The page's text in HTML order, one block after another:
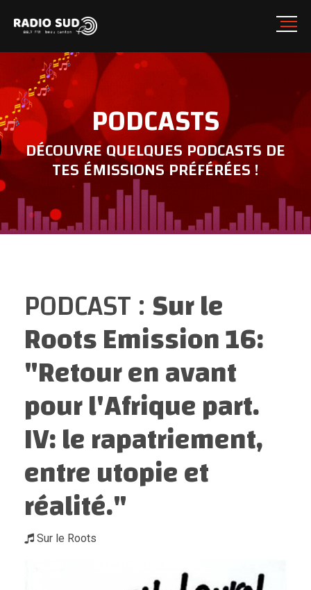
PODCASTS
DÉCOUVRE QUELQUES PODCASTS DE
TES ÉMISSIONS PRÉFÉRÉES !
PODCAST :Sur le
Roots Emission 16:
"Retour en avant
pour l'Afrique part.
IV: le rapatriement,
entre utopie et
réalité."
Sur le Roots